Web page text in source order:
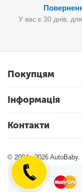
У вас є 30 днів,
Покупцям
Інформація
Контакти
© 2004 - 2026 AutoBaby.